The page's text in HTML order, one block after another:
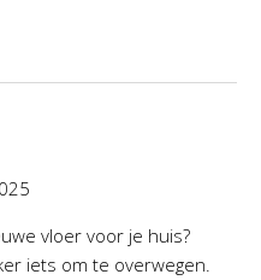
vloer voor je huis?
iets om te overwegen.